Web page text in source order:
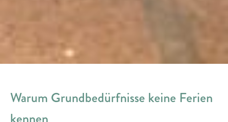
Warum Grundbedürfnisse keine Ferien